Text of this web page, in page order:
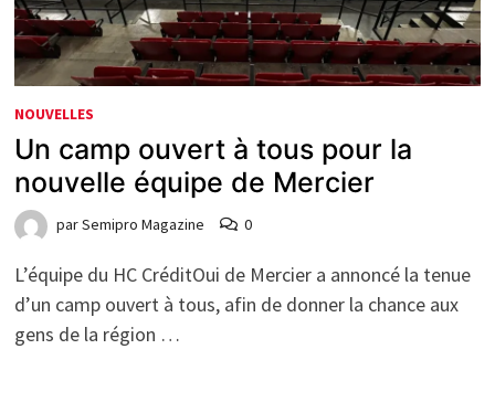
NOUVELLES
Un camp ouvert à tous pour la
nouvelle équipe de Mercier
parSemipro Magazine 0
L’équipe du HC CréditOui de Mercier a annoncé la tenue
d’un camp ouvert à tous, afin de donner la chance aux
gens de la région …